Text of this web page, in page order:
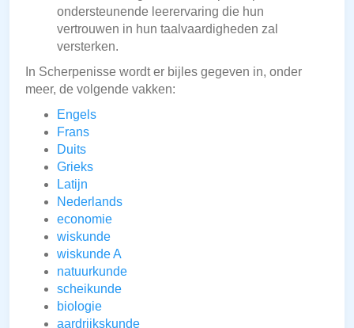
ondersteunende leerervaring die hun
vertrouwen in hun taalvaardigheden zal
versterken.
In Scherpenisse wordt er bijles gegeven in, onder
meer, de volgende vakken:
Engels
Frans
Duits
Grieks
Latijn
Nederlands
economie
wiskunde
wiskunde A
natuurkunde
scheikunde
biologie
aardrijkskunde